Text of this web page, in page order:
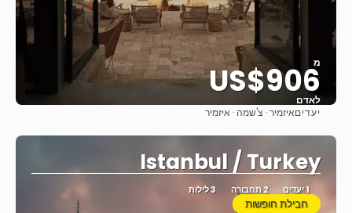
מ
US$906
לאדם
יעדיםאיזמיר · צ'שמה · איזמיר
Istanbul / Turkey
1 יעדים 2 תחבורה 3 לילות
חבילת חופשות